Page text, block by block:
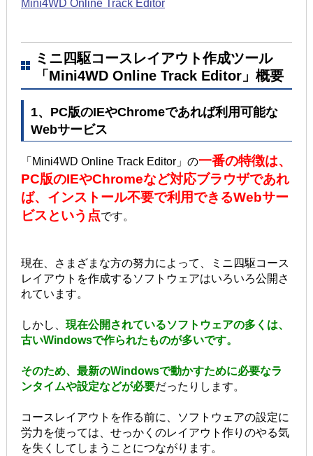
Mini4WD Online Track Editor
ミニ四駆コースレイアウト作成ツール
「Mini4WD Online Track Editor」概要
1、PC版のIEやChromeであれば利用可能な
Webサービス
「Mini4WD Online Track Editor」の一番の特徴は、
PC版のIEやChromeなど対応ブラウザであれ
ば、インストール不要で利用できるWebサー
ビスという点です。
現在、さまざまな方の努力によって、ミニ四駆コース
レイアウトを作成するソフトウェアはいろいろ公開さ
れています。
しかし、 現在公開されているソフトウェアの多くは、
古いWindowsで作られたものが多いです。
そのため、最新のWindowsで動かすために必要なラ
ンタイムや設定などが必要だったりします。
コースレイアウトを作る前に、ソフトウェアの設定に
労力を使っては、せっかくのレイアウト作りのやる気
を失くしてしまうことにつながります。